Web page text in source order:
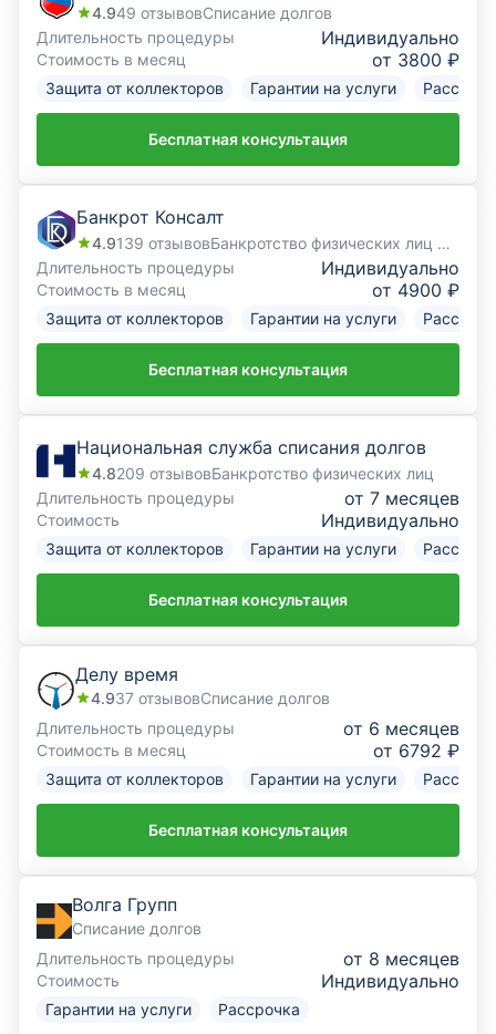
4.949 отзывовСписание долгов
Длительность процедуры
Индивидуально
Стоимость в месяц от 3800 ₽
Защита от коллекторов Гарантии на услуги
Бесплатная консультация
Банкрот Консалт
4.9139 отзывов
Банкротство физических лиц под ключ
Длительность процедуры
Индивидуально
Стоимость в месяц от 4900 ₽
Защита от коллекторов Гарантии на услуги
Бесплатная консультация
Национальная служба списания долгов
4.8209 отзывовБанкротство физических лиц
Длительность процедуры
от 7 месяцев
Стоимость Индивидуально
Защита от коллекторов Гарантии на услуги
Бесплатная консультация
Делу время
4.937 отзывовСписание долгов
Длительность процедуры
от 6 месяцев
Стоимость в месяц от 6792 ₽
Защита от коллекторов Гарантии на услуги
Бесплатная консультация
Волга Групп
Списание долгов
Длительность процедуры
от 8 месяцев
Стоимость Индивидуально
Гарантии на услуги Рассрочка